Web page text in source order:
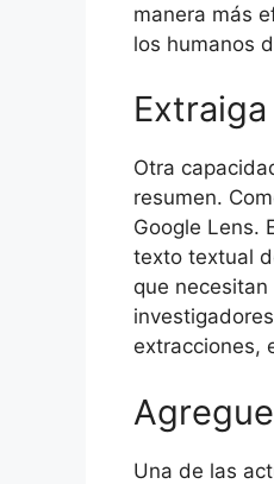
manera más
los humanos
Otra
resumen.
Google Lens.
texto textual
que
extracciones,
Una de las